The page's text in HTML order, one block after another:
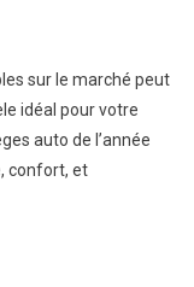
sur le marché peut
idéal pour votre
auto de l’année
confort, et